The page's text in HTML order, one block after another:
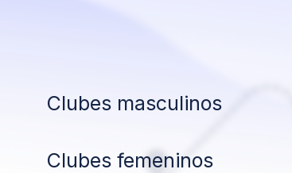
Clubes masculinos
Clubes femeninos